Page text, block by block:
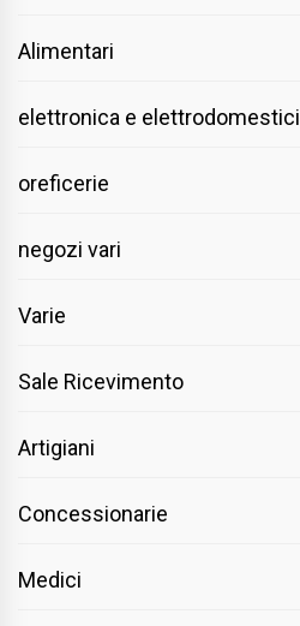
Alimentari
elettronica e elettrodomestici
oreficerie
negozi vari
Varie
Sale Ricevimento
Artigiani
Concessionarie
Medici